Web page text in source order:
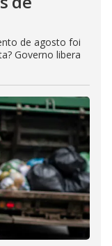
de agosto foi
Governo libera